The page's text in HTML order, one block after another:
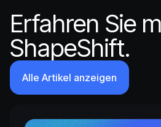
Erfahren Sie
ShapeShift.
Alle Artikel anzeigen